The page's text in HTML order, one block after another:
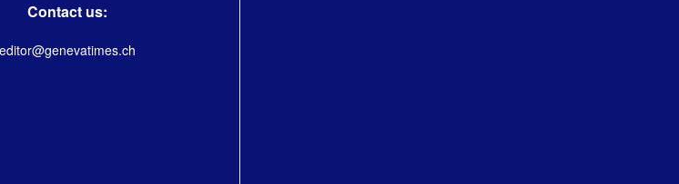
Contact us:
editor@genevatimes.ch